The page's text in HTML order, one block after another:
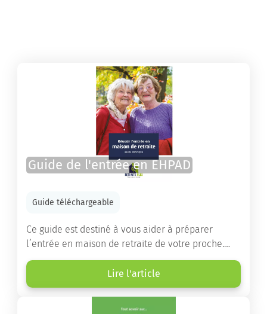
Guide de l'entrée en EHPAD
Guide téléchargeable
Ce guide est destiné à vous aider à préparer
l’entrée en maison de retraite de votre proche.
Vous y trouverez un panorama des différents types
d’établissements ainsi que des conseils pratiques
destinés à orienter les familles et à leur faciliter
Lire l'article